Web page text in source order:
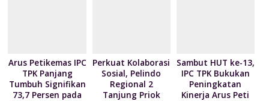
Arus Petikemas IPC
TPK Panjang
Tumbuh Signifikan
73,7 Persen pada
Perkuat Kolaborasi
Sosial, Pelindo
Regional 2
Tanjung Priok
Sambut HUT ke-13,
IPC TPK Bukukan
Peningkatan
Kinerja Arus Peti